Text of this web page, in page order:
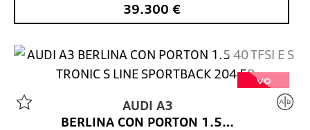
39.300 €
VO
AUDI A3
BERLINA CON PORTON 1.5 40 TFSI E S TRONIC S LINE SPORTBACK 204 5P